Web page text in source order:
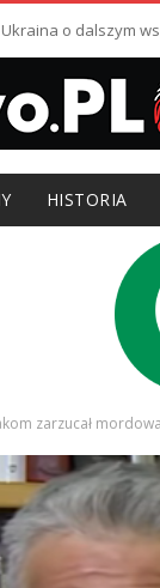
o dalszym
HISTORIA
zarzucał